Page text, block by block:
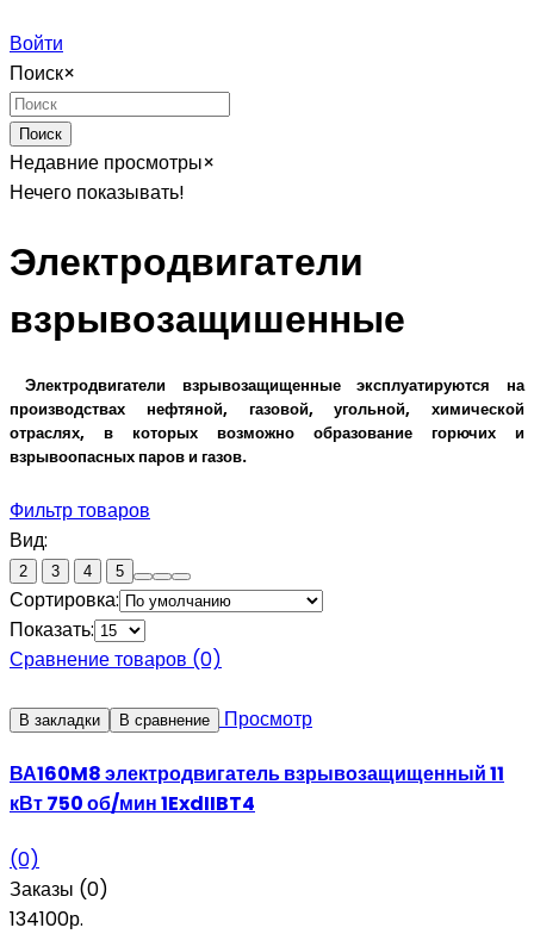
Войти
Поиск×
Поиск
Недавние просмотры×
Нечего показывать!
Электродвигатели
взрывозащишенные
Электродвигатели взрывозащищенные эксплуатируются на
производствах нефтяной, газовой, угольной, химической
отраслях, в которых возможно образование горючих и
взрывоопасных паров и газов.
Фильтр товаров
Вид:
2 3 4 5
Сортировка:
Показать:
Сравнение товаров (0)
В закладки В сравнение Просмотр
ВА160M8 электродвигатель взрывозащищенный 11
кВт 750 об/мин 1ExdIIBT4
(0)
Заказы (0)
134100р.